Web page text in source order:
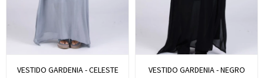
VESTIDO GARDENIA - CELESTE VESTIDO GARDENIA - NEGRO